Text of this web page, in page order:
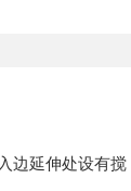
边延伸处设有搅